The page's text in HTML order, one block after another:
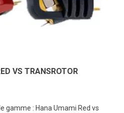
VS TRANSROTOR
gamme : Hana Umami Red vs